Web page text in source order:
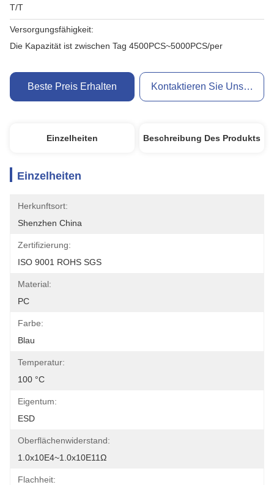
T/T
Versorgungsfähigkeit:
Die Kapazität ist zwischen Tag 4500PCS~5000PCS/per
Beste Preis Erhalten Kontaktieren Sie Uns Jetzt
Einzelheiten Beschreibung Des Produkts
Einzelheiten
Herkunftsort:
Shenzhen China
Zertifizierung:
ISO 9001 ROHS SGS
Material:
PC
Farbe:
Blau
Temperatur:
100 °C
Eigentum:
ESD
Oberflächenwiderstand:
1.0x10E4~1.0x10E11Ω
Flachheit: